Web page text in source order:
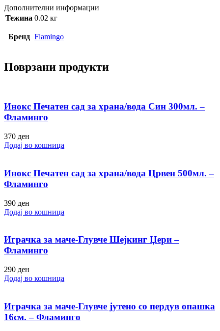
Дополнителни информации
Тежина 0.02 кг
Бренд Flamingo
Поврзани продукти
Инокс Печатен сад за храна/вода Син 300мл. –
Фламинго
370 ден
Додај во кошница
Инокс Печатен сад за храна/вода Црвен 500мл. –
Фламинго
390 ден
Додај во кошница
Играчка за маче-Глувче Шејкинг Џери –
Фламинго
290 ден
Додај во кошница
Играчка за маче-Глувче јутено со пердув опашка
16см. – Фламинго